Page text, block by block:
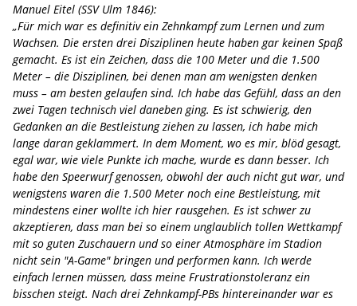
Manuel Eitel (SSV Ulm 1846):
„Für mich war es definitiv ein Zehnkampf zum Lernen und zum
Wachsen. Die ersten drei Disziplinen heute haben gar keinen Spaß
gemacht. Es ist ein Zeichen, dass die 100 Meter und die 1.500
Meter – die Disziplinen, bei denen man am wenigsten denken
muss – am besten gelaufen sind. Ich habe das Gefühl, dass an den
zwei Tagen technisch viel daneben ging. Es ist schwierig, den
Gedanken an die Bestleistung ziehen zu lassen, ich habe mich
lange daran geklammert. In dem Moment, wo es mir, blöd gesagt,
egal war, wie viele Punkte ich mache, wurde es dann besser. Ich
habe den Speerwurf genossen, obwohl der auch nicht gut war, und
wenigstens waren die 1.500 Meter noch eine Bestleistung, mit
mindestens einer wollte ich hier rausgehen. Es ist schwer zu
akzeptieren, dass man bei so einem unglaublich tollen Wettkampf
mit so guten Zuschauern und so einer Atmosphäre im Stadion
nicht sein "A-Game" bringen und performen kann. Ich werde
einfach lernen müssen, dass meine Frustrationstoleranz ein
bisschen steigt. Nach drei Zehnkampf-PBs hintereinander war es